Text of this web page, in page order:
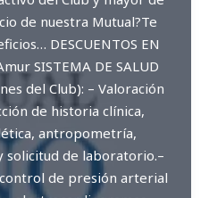
de nuestra Mutual?Te
DESCUENTOS EN
SISTEMA DE SALUD
del Club): – Valoración
de historia clínica,
antropometría,
solicitud de laboratorio.–
de presión arterial